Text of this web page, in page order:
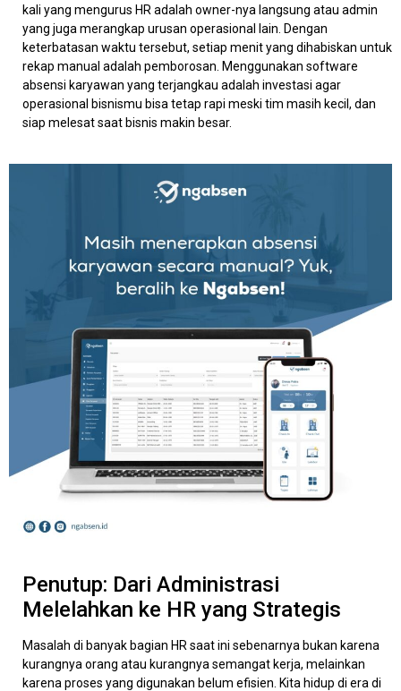
kali yang mengurus HR adalah owner-nya langsung atau admin
yang juga merangkap urusan operasional lain. Dengan
keterbatasan waktu tersebut, setiap menit yang dihabiskan untuk
rekap manual adalah pemborosan. Menggunakan software
absensi karyawan yang terjangkau adalah investasi agar
operasional bisnismu bisa tetap rapi meski tim masih kecil, dan
siap melesat saat bisnis makin besar.
Penutup: Dari Administrasi
Melelahkan ke HR yang Strategis
Masalah di banyak bagian HR saat ini sebenarnya bukan karena
kurangnya orang atau kurangnya semangat kerja, melainkan
karena proses yang digunakan belum efisien. Kita hidup di era di